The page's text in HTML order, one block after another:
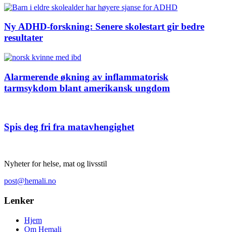
Ny ADHD-forskning: Senere skolestart gir bedre
resultater
Alarmerende økning av inflammatorisk
tarmsykdom blant amerikansk ungdom
Spis deg fri fra matavhengighet
Nyheter for helse, mat og livsstil
post@hemali.no
Lenker
Hjem
Om Hemali